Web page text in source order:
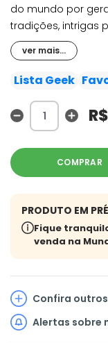
do mundo por
tradições, intrigas
moldado por sua
Negro tenta
liderança, a
o futuro de todo o
disputas de poder
em um mundo
ver mais...
Lista Geek
COMPRAR
PRODUTO EM
Fique
venda na
Confira
Alertas sobre